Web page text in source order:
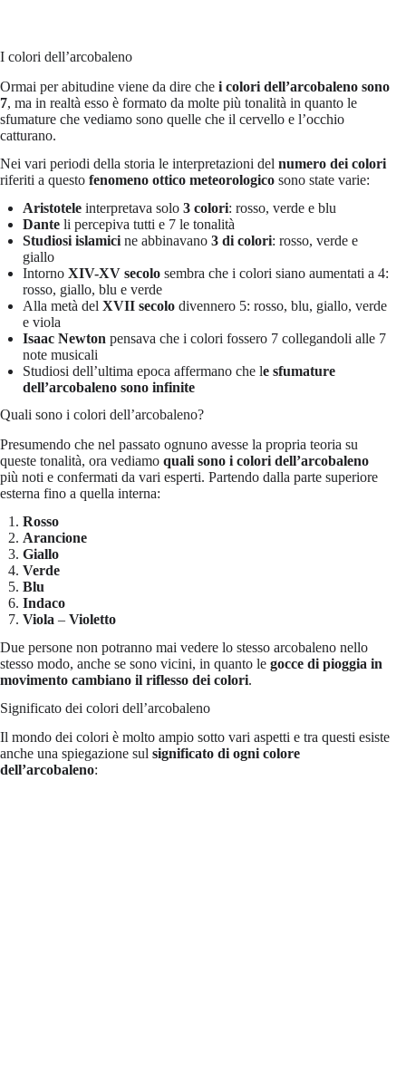
I colori dell’arcobaleno
Ormai per abitudine viene da dire che i colori dell’arcobaleno sono
7, ma in realtà esso è formato da molte più tonalità in quanto le
sfumature che vediamo sono quelle che il cervello e l’occhio
catturano.
Nei vari periodi della storia le interpretazioni del numero dei colori
riferiti a questo fenomeno ottico meteorologico sono state varie:
Aristotele interpretava solo 3 colori: rosso, verde e blu
Dante li percepiva tutti e 7 le tonalità
Studiosi islamici ne abbinavano 3 di colori: rosso, verde e
giallo
Intorno XIV-XV secolo sembra che i colori siano aumentati a 4:
rosso, giallo, blu e verde
Alla metà del XVII secolo divennero 5: rosso, blu, giallo, verde
e viola
Isaac Newton pensava che i colori fossero 7 collegandoli alle 7
note musicali
Studiosi dell’ultima epoca affermano che le sfumature
dell’arcobaleno sono infinite
Quali sono i colori dell’arcobaleno?
Presumendo che nel passato ognuno avesse la propria teoria su
queste tonalità, ora vediamo quali sono i colori dell’arcobaleno
più noti e confermati da vari esperti. Partendo dalla parte superiore
esterna fino a quella interna:
Rosso
Arancione
Giallo
Verde
Blu
Indaco
Viola – Violetto
Due persone non potranno mai vedere lo stesso arcobaleno nello
stesso modo, anche se sono vicini, in quanto le gocce di pioggia in
movimento cambiano il riflesso dei colori.
Significato dei colori dell’arcobaleno
Il mondo dei colori è molto ampio sotto vari aspetti e tra questi esiste
anche una spiegazione sul significato di ogni colore
dell’arcobaleno: